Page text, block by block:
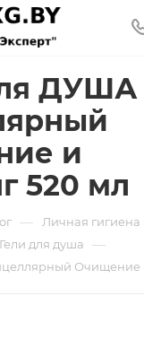
ДУША
и
520 мл
— Личная гигиена
Гели для душа —
Очищение